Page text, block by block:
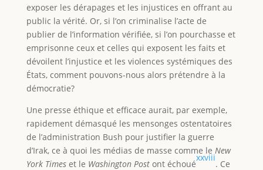
exposer les dérapages et les injustices en offrant au
public la vérité. Or, si l’on criminalise l’acte de
publier de l’information vérifiée, si l’on pourchasse et
emprisonne ceux et celles qui exposent les faits et
dévoilent l’injustice et les violences systémiques des
États, comment pouvons-nous alors prétendre à la
démocratie?
Une presse éthique et efficace aurait, par exemple,
rapidement démasqué les mensonges ostentatoires
de l’administration Bush pour justifier la guerre
d’Irak, ce à quoi les médias de masse comme le New
York Timeset le Washington Postont échoué
xxviii
. Ce